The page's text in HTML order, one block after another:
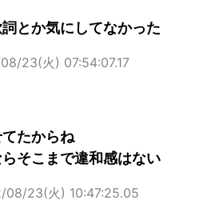
とか気にしてなかった
23(火) 07:54:07.17
たからね
そこまで違和感はない
08/23(火) 10:47:25.05